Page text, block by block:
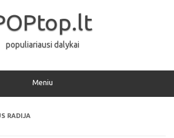
populiariausi dalykai
Meniu
RADIJA